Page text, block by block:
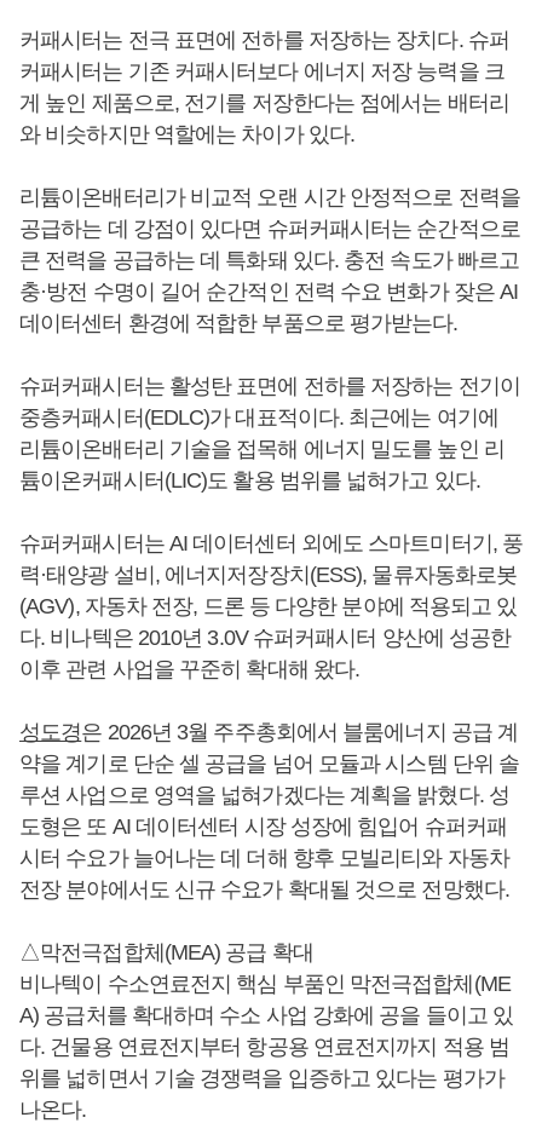
커패시터는 전극 표면에 전하를 저장하는 장치다. 슈퍼
커패시터는 기존 커패시터보다 에너지 저장 능력을 크
게 높인 제품으로, 전기를 저장한다는 점에서는 배터리
와 비슷하지만 역할에는 차이가 있다.
리튬이온배터리가 비교적 오랜 시간 안정적으로 전력을
공급하는 데 강점이 있다면 슈퍼커패시터는 순간적으로
큰 전력을 공급하는 데 특화돼 있다. 충전 속도가 빠르고
충·방전 수명이 길어 순간적인 전력 수요 변화가 잦은 AI
데이터센터 환경에 적합한 부품으로 평가받는다.
슈퍼커패시터는 활성탄 표면에 전하를 저장하는 전기이
중층커패시터(EDLC)가 대표적이다. 최근에는 여기에
리튬이온배터리 기술을 접목해 에너지 밀도를 높인 리
튬이온커패시터(LIC)도 활용 범위를 넓혀가고 있다.
슈퍼커패시터는 AI 데이터센터 외에도 스마트미터기, 풍
력·태양광 설비, 에너지저장장치(ESS), 물류자동화로봇
(AGV), 자동차 전장, 드론 등 다양한 분야에 적용되고 있
다. 비나텍은 2010년 3.0V 슈퍼커패시터 양산에 성공한
이후 관련 사업을 꾸준히 확대해 왔다.
성도경은 2026년 3월 주주총회에서 블룸에너지 공급 계
약을 계기로 단순 셀 공급을 넘어 모듈과 시스템 단위 솔
루션 사업으로 영역을 넓혀가겠다는 계획을 밝혔다. 성
도형은 또 AI 데이터센터 시장 성장에 힘입어 슈퍼커패
시터 수요가 늘어나는 데 더해 향후 모빌리티와 자동차
전장 분야에서도 신규 수요가 확대될 것으로 전망했다.
△막전극접합체(MEA) 공급 확대
비나텍이 수소연료전지 핵심 부품인 막전극접합체(ME
A) 공급처를 확대하며 수소 사업 강화에 공을 들이고 있
다. 건물용 연료전지부터 항공용 연료전지까지 적용 범
위를 넓히면서 기술 경쟁력을 입증하고 있다는 평가가
나온다.